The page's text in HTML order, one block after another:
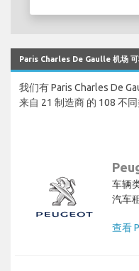
Paris Charles De Gaulle 机场 可
我们有 Paris Charles De
来自 21 制造商 的 108 不同
车辆
汽车
查看